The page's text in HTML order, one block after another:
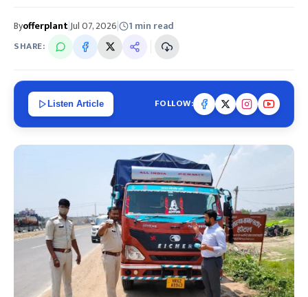
Byofferplant|Jul 07, 2026| 1 min read
SHARE:
Listen Article FOLLOW: